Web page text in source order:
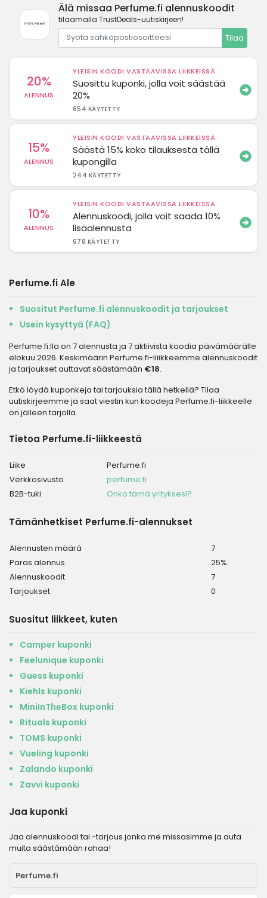
Älä missaa Perfume.fi alennuskoodit
tilaamalla TrustDeals-uutiskirjeen!
Tilaa
20%
ALENNUS
YLEISIN KOODI VASTAAVISSA LIIKKEISSÄ
Suosittu kuponki, jolla voit säästää
20%
654 KÄYTETTY
15%
ALENNUS
YLEISIN KOODI VASTAAVISSA LIIKKEISSÄ
Säästä 15% koko tilauksesta tällä
kupongilla
244 KÄYTETTY
10%
ALENNUS
YLEISIN KOODI VASTAAVISSA LIIKKEISSÄ
Alennuskoodi, jolla voit saada 10%
lisäalennusta
678 KÄYTETTY
Perfume.fi Ale
Suositut Perfume.fi alennuskoodit ja tarjoukset
Usein kysyttyä (FAQ)
Perfume.fi:lla on 7 alennusta ja 7 aktiivista koodia päivämäärälle
elokuu 2026. Keskimäärin Perfume.fi-liiikkeemme alennuskoodit
ja tarjoukset auttavat säästämään €18.
Etkö löydä kuponkeja tai tarjouksia tällä hetkellä? Tilaa
uutiskirjeemme ja saat viestin kun koodeja Perfume.fi-liikkeelle
on jälleen tarjolla.
Tietoa Perfume.fi-liikkeestä
Liike
Perfume.fi
Verkkosivusto
perfume.fi
B2B-tuki
Onko tämä yrityksesi?
Tämänhetkiset Perfume.fi-alennukset
Alennusten määrä
7
Paras alennus
25%
Alennuskoodit
7
Tarjoukset
0
Suositut liikkeet, kuten
Camper kuponki
Feelunique kuponki
Guess kuponki
Kiehls kuponki
MiniInTheBox kuponki
Rituals kuponki
TOMS kuponki
Vueling kuponki
Zalando kuponki
Zavvi kuponki
Jaa kuponki
Jaa alennuskoodi tai -tarjous jonka me missasimme ja auta
muita säästämään rahaa!